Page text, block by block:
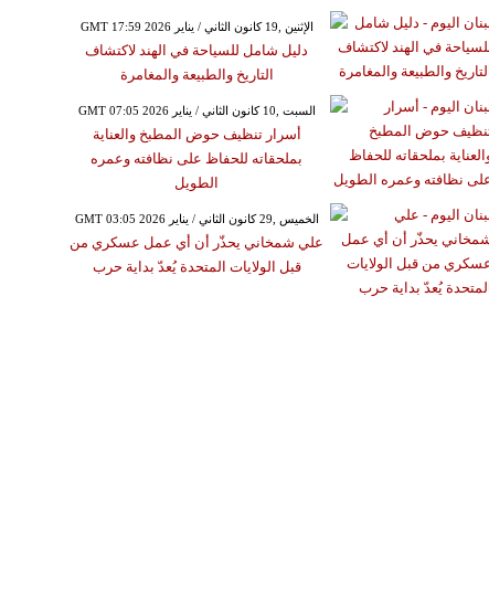
GMT 17:59 2026 الإثنين ,19 كانون الثاني / يناير
دليل شامل للسياحة في الهند لاكتشاف
التاريخ والطبيعة والمغامرة
GMT 07:05 2026 السبت ,10 كانون الثاني / يناير
أسرار تنظيف حوض المطبخ والعناية
بملحقاته للحفاظ على نظافته وعمره
الطويل
GMT 03:05 2026 الخميس ,29 كانون الثاني / يناير
علي شمخاني يحذّر أن أي عمل عسكري من
قبل الولايات المتحدة يُعدّ بداية حرب